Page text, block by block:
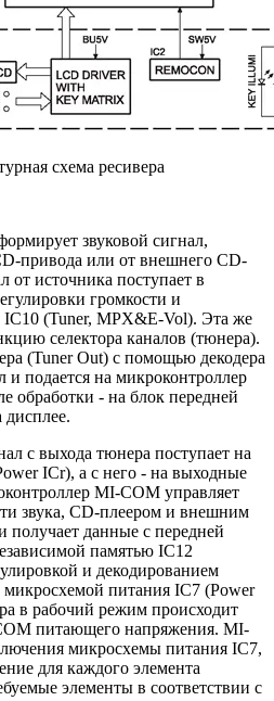
схема ресивера
звуковой сигнал,
привода или от внешнего CD-
от источника поступает в
громкости и
IC10 (Tuner, MPX&E-Vol). Эта же
селектора каналов (тюнера).
(Tuner Out) с помощью декодера
и подается на микроконтроллер
обработки - на блок передней
дисплее.
с выхода тюнера поступает на
ICr), а с него - на выходные
MI-COM управляет
звука, CD-плеером и внешним
получает данные с передней
памятью IC12
и декодированием
микросхемой питания IC7 (Power
в рабочий режим происходит
питающего напряжения. MI-
микросхемы питания IC7,
для каждого элемента
элементы в соответствии с